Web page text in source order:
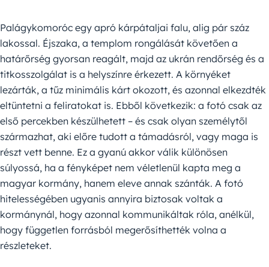
Palágykomoróc egy apró kárpátaljai falu, alig pár száz
lakossal. Éjszaka, a templom rongálását követően a
határőrség gyorsan reagált, majd az ukrán rendőrség és a
titkosszolgálat is a helyszínre érkezett. A környéket
lezárták, a tűz minimális kárt okozott, és azonnal elkezdték
eltüntetni a feliratokat is. Ebből következik: a fotó csak az
első percekben készülhetett – és csak olyan személytől
származhat, aki előre tudott a támadásról, vagy maga is
részt vett benne. Ez a gyanú akkor válik különösen
súlyossá, ha a fényképet nem véletlenül kapta meg a
magyar kormány, hanem eleve annak szánták. A fotó
hitelességében ugyanis annyira biztosak voltak a
kormánynál, hogy azonnal kommunikáltak róla, anélkül,
hogy független forrásból megerősíthették volna a
részleteket.